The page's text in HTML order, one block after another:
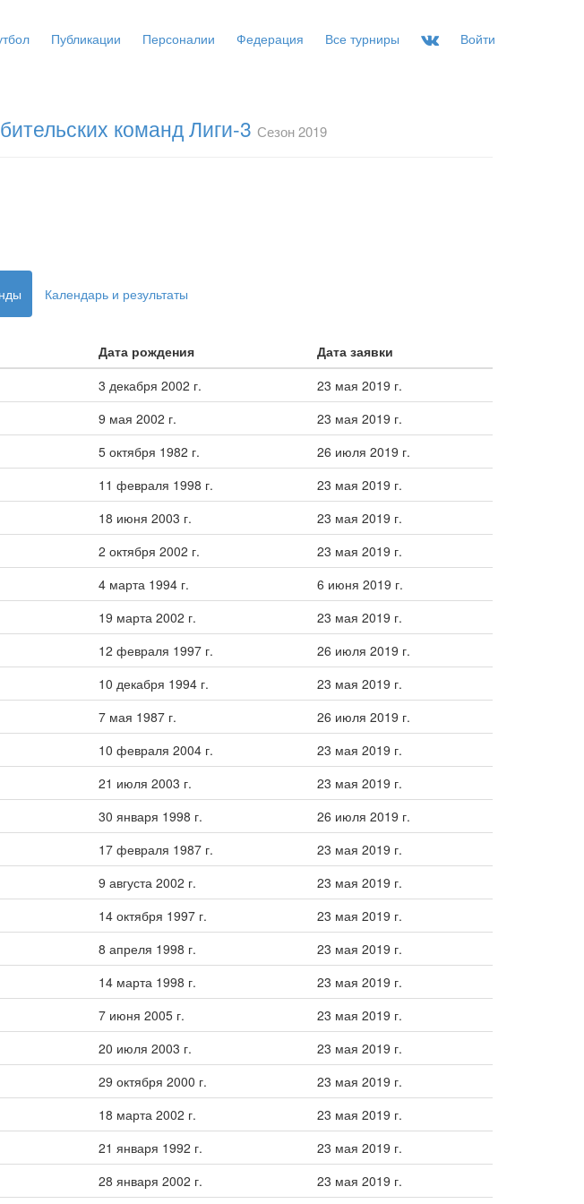
Публикации Персоналии Федерация Все турниры Войти
команд Лиги-3 Сезон 2019
Календарь и результаты
Дата рождения
Дата заявки
3 декабря 2002 г.
23 мая 2019 г.
9 мая 2002 г.
23 мая 2019 г.
5 октября 1982 г.
26 июля 2019 г.
11 февраля 1998 г.
23 мая 2019 г.
18 июня 2003 г.
23 мая 2019 г.
2 октября 2002 г.
23 мая 2019 г.
4 марта 1994 г.
6 июня 2019 г.
19 марта 2002 г.
23 мая 2019 г.
12 февраля 1997 г.
26 июля 2019 г.
10 декабря 1994 г.
23 мая 2019 г.
7 мая 1987 г.
26 июля 2019 г.
10 февраля 2004 г.
23 мая 2019 г.
21 июля 2003 г.
23 мая 2019 г.
30 января 1998 г.
26 июля 2019 г.
17 февраля 1987 г.
23 мая 2019 г.
9 августа 2002 г.
23 мая 2019 г.
14 октября 1997 г.
23 мая 2019 г.
8 апреля 1998 г.
23 мая 2019 г.
14 марта 1998 г.
23 мая 2019 г.
7 июня 2005 г.
23 мая 2019 г.
20 июля 2003 г.
23 мая 2019 г.
29 октября 2000 г.
23 мая 2019 г.
18 марта 2002 г.
23 мая 2019 г.
21 января 1992 г.
23 мая 2019 г.
28 января 2002 г. 23 мая 2019 г.